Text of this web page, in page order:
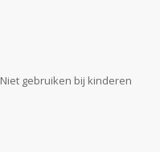
gebruiken bij kinderen